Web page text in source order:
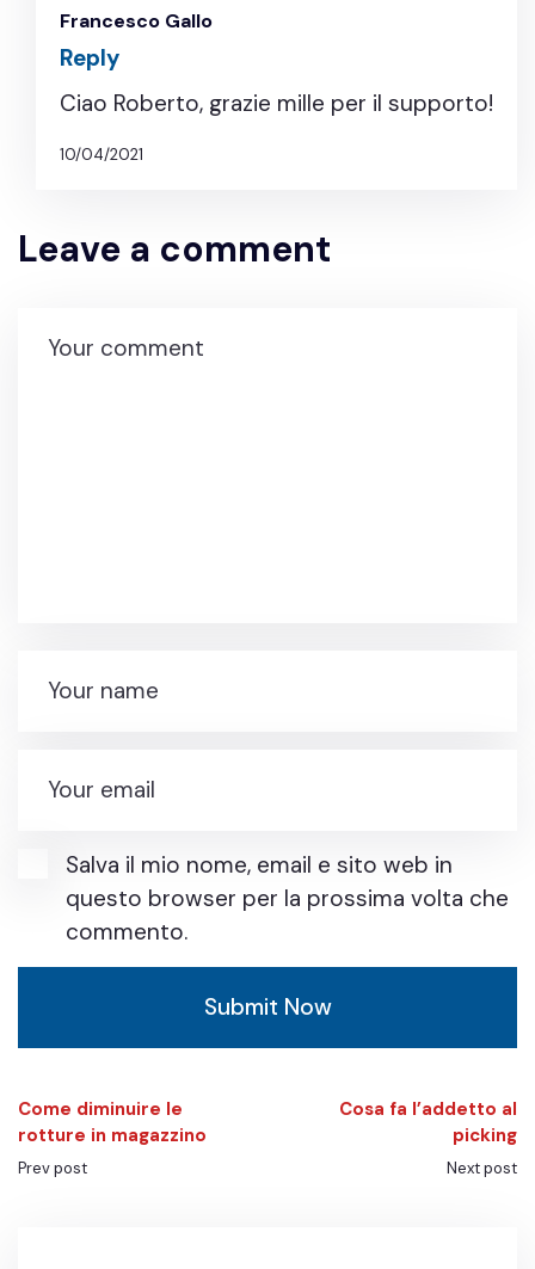
Francesco Gallo
Reply
Ciao Roberto, grazie mille per il supporto!
10/04/2021
Leave a comment
Salva il mio nome, email e sito web in
questo browser per la prossima volta che
commento.
Come diminuire le
rotture in magazzino
Prev post
Cosa fa l’addetto al
picking
Next post